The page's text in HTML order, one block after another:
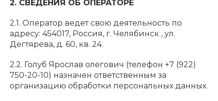
2. СВЕДЕНИЯ ОБ ОПЕРАТОРЕ
2.1. Оператор ведет свою деятельность по
адресу: 454017, Россия, г. Челябинск , ул.
Дегтярева, д. 60, кв. 24.
2.2. Голуб Ярослав олегович (телефон +7 (922)
750-20-10) назначен ответственным за
организацию обработки персональных данных.